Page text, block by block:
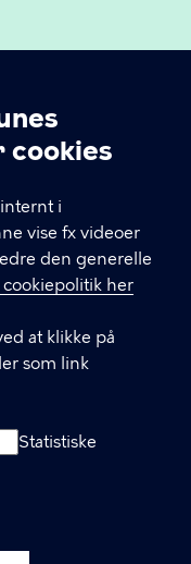
cookies
i
vise fx videoer
den generelle
her
at klikke på
som link
Statistiske
V